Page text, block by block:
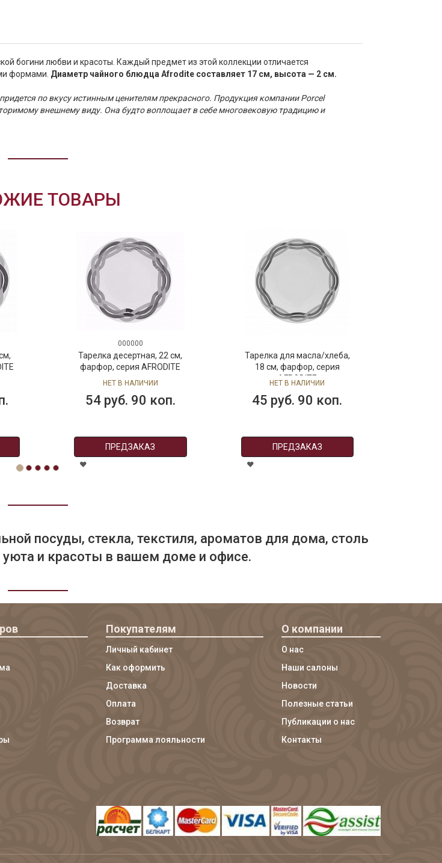
богини любви и красоты. Каждый предмет из этой коллекции отличается
формами. Диаметр чайного блюдца Afrodite составляет 17 см, высота — 2 см.
по вкусу истинным ценителям прекрасного. Продукция компании Porcel
внешнему виду. Она будто воплощает в себе многовековую традицию и
ТОВАРЫ
000000
Тарелка десертная, 22 см,
фарфор, серия AFRODITE
НЕТ В НАЛИЧИИ
54 руб. 90 коп.
ПРЕДЗАКАЗ
Тарелка для масла/хлеба,
18 см, фарфор, серия
AFRODITE
НЕТ В НАЛИЧИИ
45 руб. 90 коп.
ПРЕДЗАКАЗ
посуды, стекла, текстиля, ароматов для дома, столь
и красоты в вашем доме и офисе.
Покупателям
Личный кабинет
Как оформить
Доставка
Оплата
Возврат
Программа лояльности
О компании
О нас
Наши салоны
Новости
Полезные статьи
Публикации о нас
Контакты